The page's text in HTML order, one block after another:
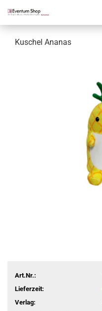
Kuschel Ananas
Art.Nr.:
Lieferzeit:
Verlag: